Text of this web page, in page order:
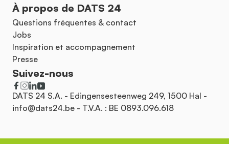
À propos de DATS 24
Questions fréquentes & contact
Jobs
Inspiration et accompagnement
Presse
Suivez-nous
DATS 24 S.A. - Edingensesteenweg 249, 1500 Hal -
info@dats24.be - T.V.A. : BE 0893.096.618